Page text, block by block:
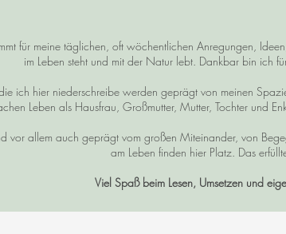
für meine täglichen, oft wöchentlichen Anregungen,
im Leben steht und mit der Natur lebt. Dankbar bin ich
ich hier niederschreibe werden geprägt von meinen
Leben als Hausfrau, Großmutter, Mutter, Tochter und
vor allem auch geprägt vom großen Miteinander, von
am Leben finden hier Platz. Das
Viel Spaß beim Lesen, Umsetzen und